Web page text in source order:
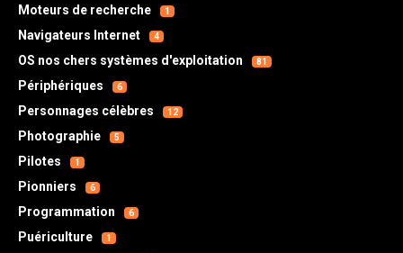
Moteurs de recherche 1
Navigateurs Internet 4
OS nos chers systèmes d'exploitation 81
Périphériques 6
Personnages célèbres 12
Photographie 5
Pilotes 1
Pionniers 6
Programmation 6
Puériculture 1